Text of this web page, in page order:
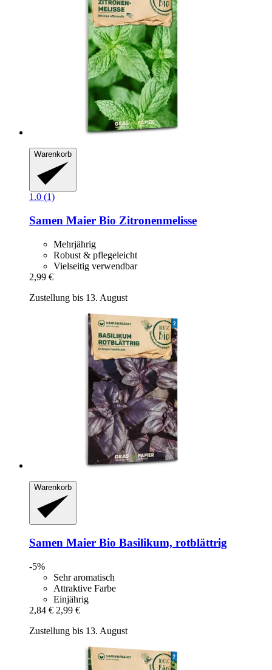
Warenkorb
1.0 (1)
Samen Maier Bio Zitronenmelisse
Mehrjährig
Robust & pflegeleicht
Vielseitig verwendbar
2,99 €
Zustellung bis 13. August
Warenkorb
Samen Maier Bio Basilikum, rotblättrig
-5%
Sehr aromatisch
Attraktive Farbe
Einjährig
2,84 € 2,99 €
Zustellung bis 13. August